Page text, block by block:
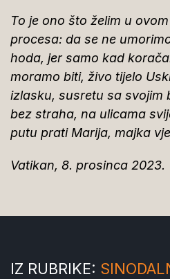
To je ono što želim u
procesa: da se ne
hoda, jer samo kad
moramo biti, živo tijelo
izlasku, susretu sa svojim
bez straha, na ulicama
putu prati Marija, majka
Vatikan, 8. prosinca 2023.
IZ RUBRIKE: